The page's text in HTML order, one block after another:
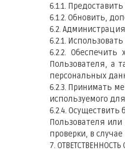
6.1.1.
6.1.2. Обновить,
6.2.
6.2.1.
6.2.2.
Пользователя, а
персональных
6.2.3. Принимать
используемого
6.2.4.
Пользователя
проверки, в
7. ОТВЕТСТВЕННОСТЬ